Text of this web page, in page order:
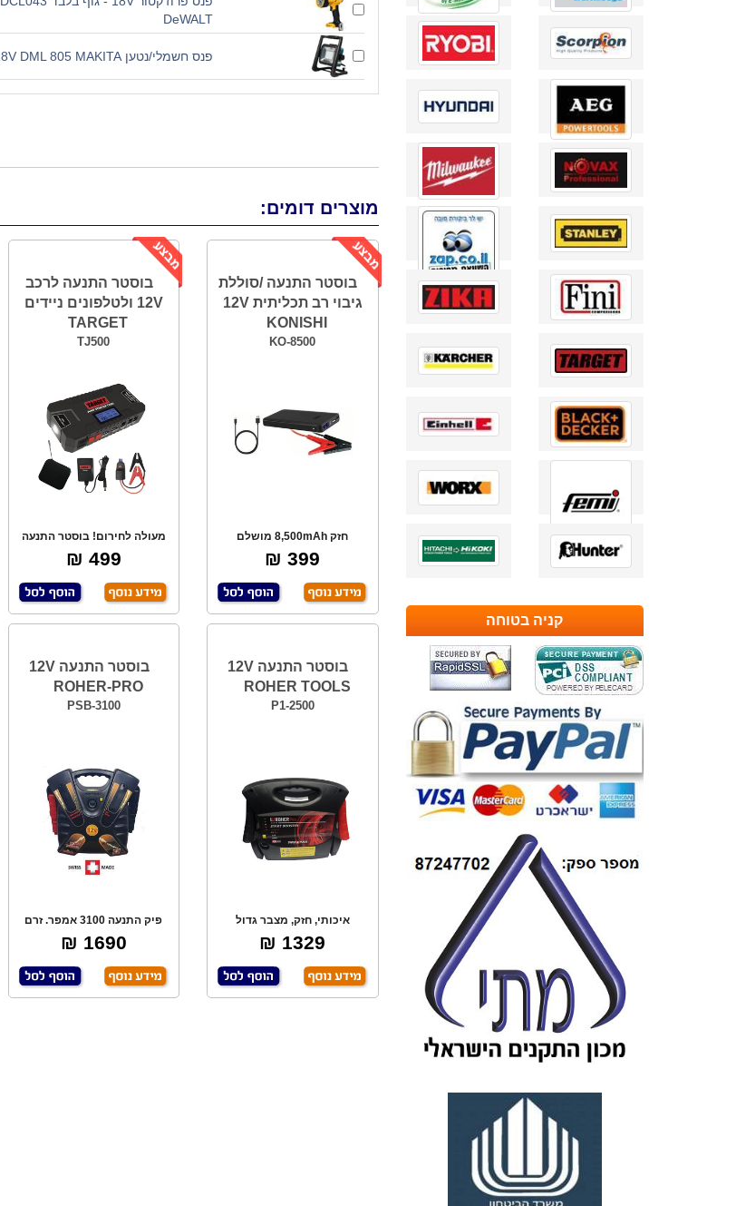
DeWALT
פנס חשמלי/נטען 18V DML 805 MAKITA
מוצרים דומים:
בוסטר התנעה /סוללת
גיבוי רב תכליתית 12V
KONISHI
KO-8500
חזק 8,500mAh מושלם
להתנעת רכבים, טלפונים
399 ₪
בוסטר התנעה לרכב
12V ולטלפונים ניידים
TARGET
TJ500
מעולה לחירום! בוסטר התנעה
לרכב עם סוללת
499 ₪
בוסטר התנעה 12V
ROHER TOOLS
P1-2500
איכותי, חזק, מצבר גדול
במיוחד מחזיק יותר
1329 ₪
בוסטר התנעה 12V
ROHER-PRO
PSB-3100
פיק התנעה 3100 אמפר. זרם
התנעה 1170 אמפ
1690 ₪
קניה בטוחה